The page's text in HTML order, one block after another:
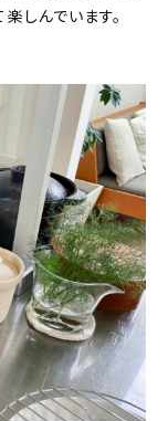
しんでいます。